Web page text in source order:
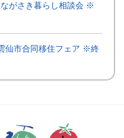
ながさき暮らし相談会 ※
仙市合同移住フェア ※終